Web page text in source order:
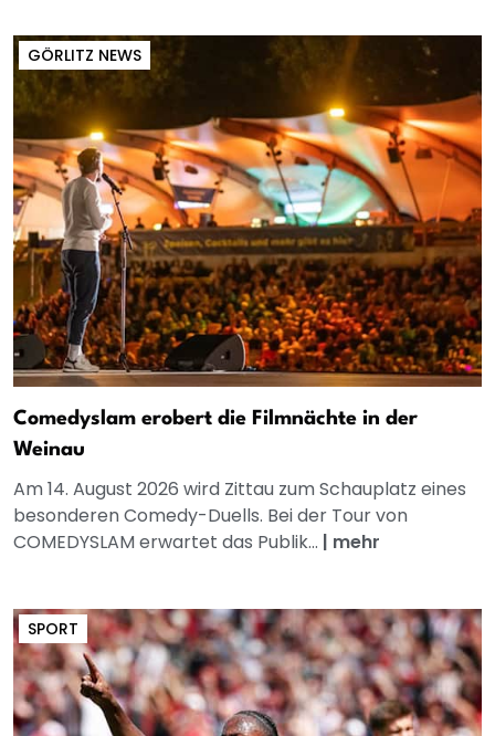
GÖRLITZ NEWS
Comedyslam erobert die Filmnächte in der
Weinau
Am 14. August 2026 wird Zittau zum Schauplatz eines
besonderen Comedy-Duells. Bei der Tour von
COMEDYSLAM erwartet das Publik... | mehr
SPORT